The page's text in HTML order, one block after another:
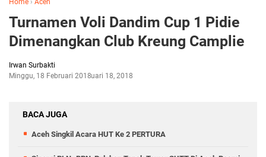
Home › Aceh
Turnamen Voli Dandim Cup 1 Pidie
Dimenangkan Club Kreung Camplie
Irwan Surbakti
Minggu, 18 Februari 2018Februari 18, 2018
BACA JUGA
Aceh Singkil Acara HUT Ke 2 PERTURA